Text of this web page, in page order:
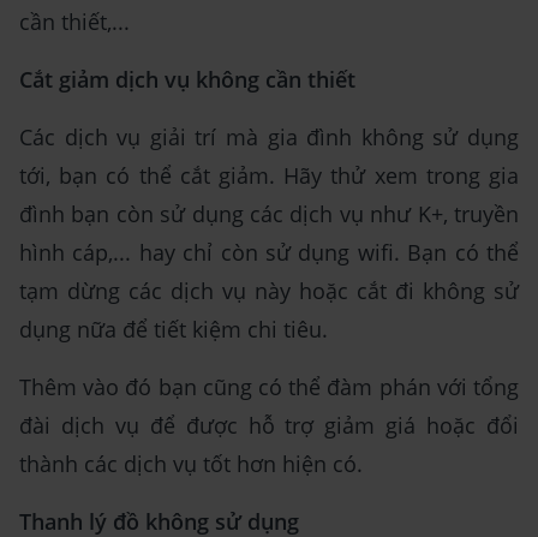
cần thiết,...
Cắt giảm dịch vụ không cần thiết
Các dịch vụ giải trí mà gia đình không sử dụng
tới, bạn có thể cắt giảm. Hãy thử xem trong gia
đình bạn còn sử dụng các dịch vụ như K+, truyền
hình cáp,... hay chỉ còn sử dụng wifi. Bạn có thể
tạm dừng các dịch vụ này hoặc cắt đi không sử
dụng nữa để tiết kiệm chi tiêu.
Thêm vào đó bạn cũng có thể đàm phán với tổng
đài dịch vụ để được hỗ trợ giảm giá hoặc đổi
thành các dịch vụ tốt hơn hiện có.
Thanh lý đồ không sử dụng